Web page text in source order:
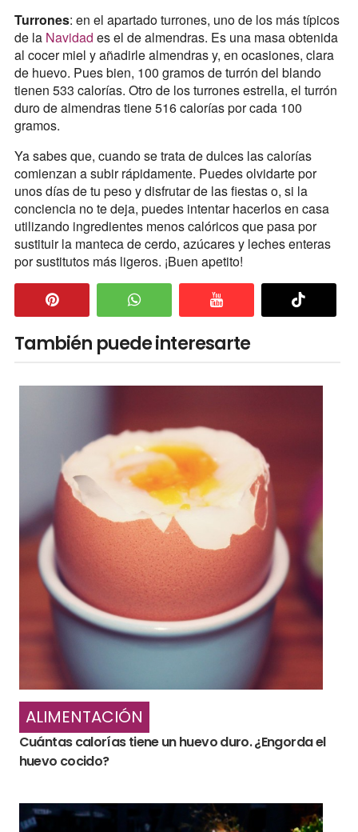
Turrones: en el apartado turrones, uno de los más típicos
de la Navidad es el de almendras. Es una masa obtenida
al cocer miel y añadirle almendras y, en ocasiones, clara
de huevo. Pues bien, 100 gramos de turrón del blando
tienen 533 calorías. Otro de los turrones estrella, el turrón
duro de almendras tiene 516 calorías por cada 100
gramos.
Ya sabes que, cuando se trata de dulces las calorías
comienzan a subir rápidamente. Puedes olvidarte por
unos días de tu peso y disfrutar de las fiestas o, si la
conciencia no te deja, puedes intentar hacerlos en casa
utilizando ingredientes menos calóricos que pasa por
sustituir la manteca de cerdo, azúcares y leches enteras
por sustitutos más ligeros. ¡Buen apetito!
También puede interesarte
ALIMENTACIÓN
Cuántas calorías tiene un huevo duro. ¿Engorda el
huevo cocido?